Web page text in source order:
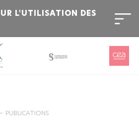
L'UTILISATION DES
PUBLICATIONS